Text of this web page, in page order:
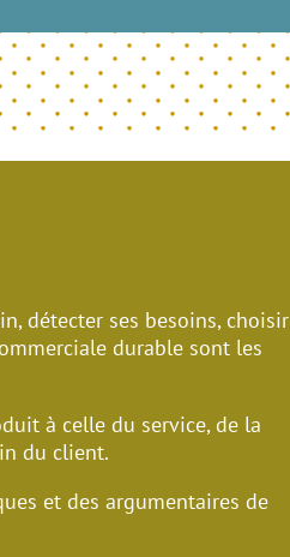
détecter ses besoins, choisir
durable sont les
à celle du service, de la
du client.
et des argumentaires de